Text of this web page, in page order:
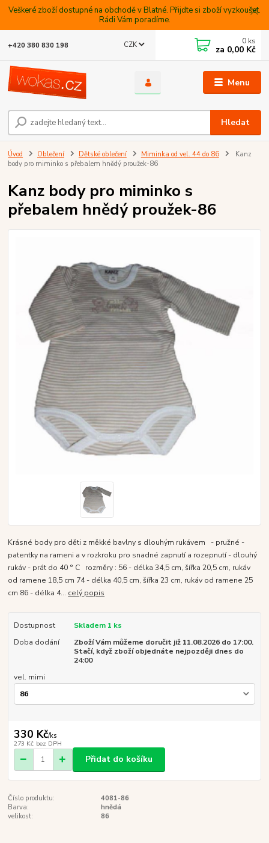
Veškeré zboží dostupné na obchodě v Blatné. Přijdte si zboží vyzkoušet.
Rádi Vám poradíme.
Menu
CZK
Hledat
+420 380 830 198 0 ks
za 0,00 Kč
Úvod Oblečení Dětské oblečení Miminka od vel. 44 do 86
Kanz
body pro miminko s přebalem hnědý proužek-86
Kanz body pro miminko s
přebalem hnědý proužek-86
Krásné body pro děti z měkké bavlny s dlouhým rukávem - pružné -
patentky na rameni a v rozkroku pro snadné zapnutí a rozepnutí - dlouhý
rukáv - prát do 40 ° C rozměry : 56 - délka 34,5 cm, šířka 20,5 cm, rukáv
od ramene 18,5 cm 74 - délka 40,5 cm, šířka 23 cm, rukáv od ramene 25
cm 86 - délka 4... celý popis
Dostupnost
Skladem 1 ks
Doba dodání
Zboží Vám můžeme doručit již 11.08.2026 do 17:00.
Stačí, když zboží objednáte nejpozději dnes do
24:00
vel. mimi
330 Kč/ks
273 Kč bez DPH
Přidat do košíku
Číslo produktu:
4081-86
Barva:
hnědá
velikost:
86